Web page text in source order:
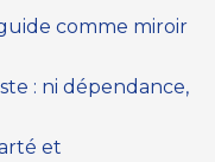
comme miroir
: ni dépendance,
et